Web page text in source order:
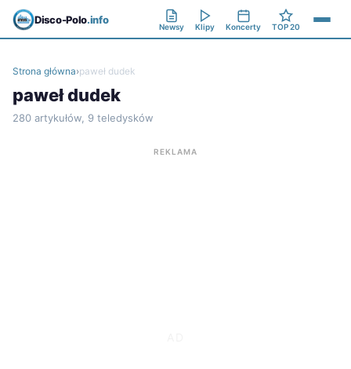
Disco-Polo.info
Newsy Klipy Koncerty TOP 20
Strona główna›paweł dudek
paweł dudek
280 artykułów, 9 teledysków
REKLAMA